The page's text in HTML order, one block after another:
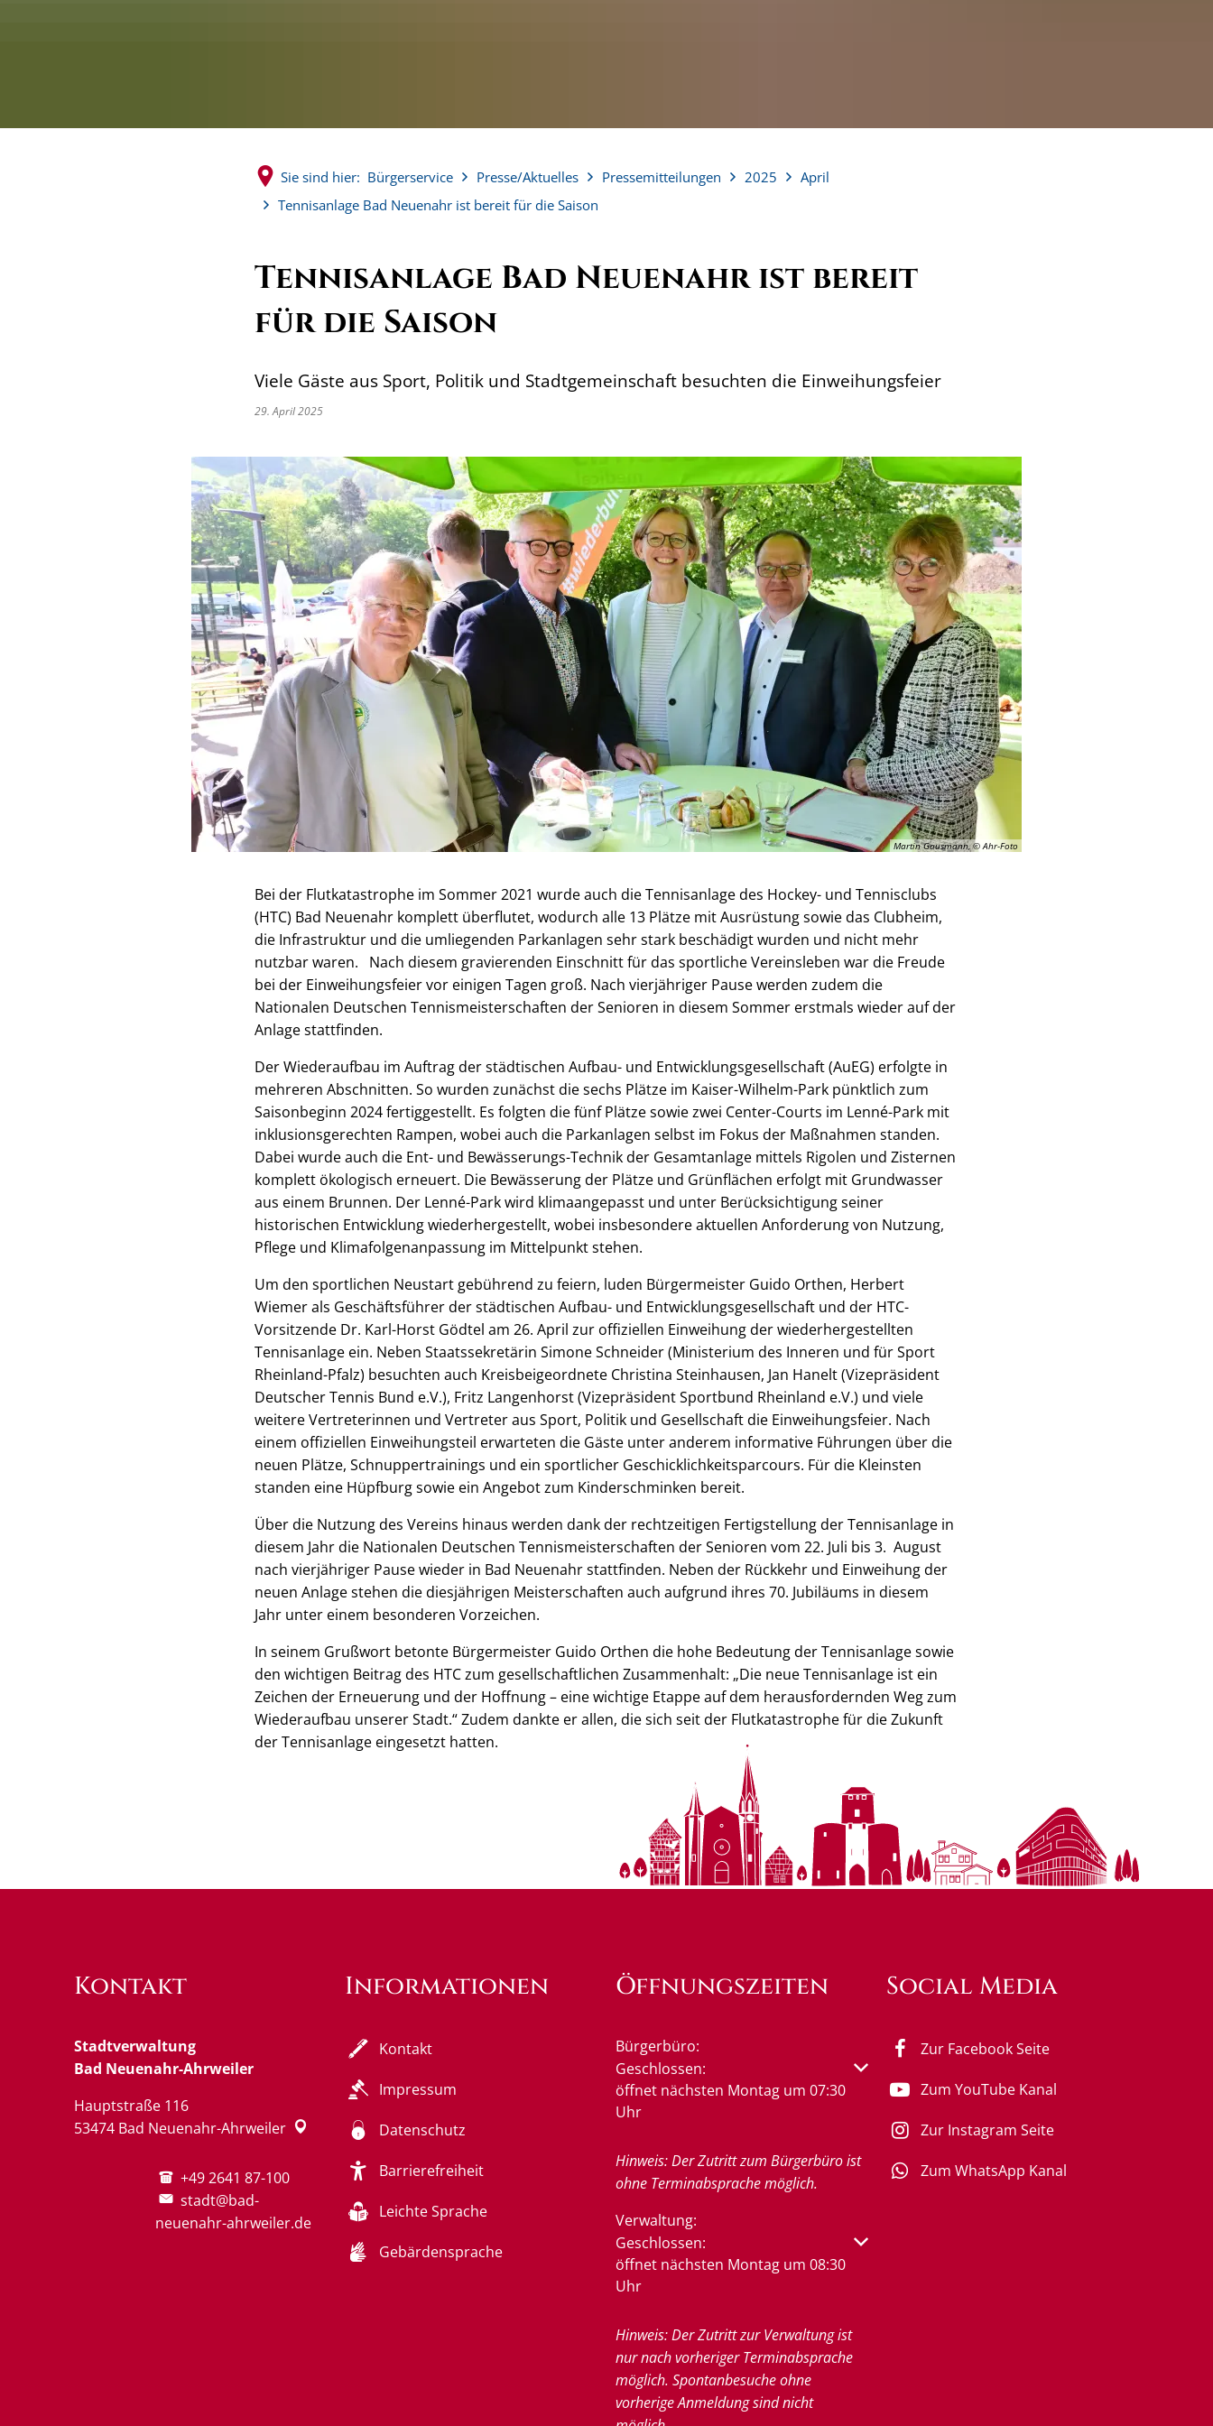
Sie sind hier: Bürgerservice Presse/Aktuelles Pressemitteilungen 2025
April
Tennisanlage Bad Neuenahr ist bereit für die Saison
Tennisanlage Bad Neuenahr ist bereit
für die Saison
Viele Gäste aus Sport, Politik und Stadtgemeinschaft besuchten die Einweihungsfeier
29. April 2025
Martin Gausmann, © Ahr-Foto
Bei der Flutkatastrophe im Sommer 2021 wurde auch die Tennisanlage des Hockey- und Tennisclubs
(HTC) Bad Neuenahr komplett überflutet, wodurch alle 13 Plätze mit Ausrüstung sowie das Clubheim,
die Infrastruktur und die umliegenden Parkanlagen sehr stark beschädigt wurden und nicht mehr
nutzbar waren. Nach diesem gravierenden Einschnitt für das sportliche Vereinsleben war die Freude
bei der Einweihungsfeier vor einigen Tagen groß. Nach vierjähriger Pause werden zudem die
Nationalen Deutschen Tennismeisterschaften der Senioren in diesem Sommer erstmals wieder auf der
Anlage stattfinden.
Der Wiederaufbau im Auftrag der städtischen Aufbau- und Entwicklungsgesellschaft (AuEG) erfolgte in
mehreren Abschnitten. So wurden zunächst die sechs Plätze im Kaiser-Wilhelm-Park pünktlich zum
Saisonbeginn 2024 fertiggestellt. Es folgten die fünf Plätze sowie zwei Center-Courts im Lenné-Park mit
inklusionsgerechten Rampen, wobei auch die Parkanlagen selbst im Fokus der Maßnahmen standen.
Dabei wurde auch die Ent- und Bewässerungs-Technik der Gesamtanlage mittels Rigolen und Zisternen
komplett ökologisch erneuert. Die Bewässerung der Plätze und Grünflächen erfolgt mit Grundwasser
aus einem Brunnen. Der Lenné-Park wird klimaangepasst und unter Berücksichtigung seiner
historischen Entwicklung wiederhergestellt, wobei insbesondere aktuellen Anforderung von Nutzung,
Pflege und Klimafolgenanpassung im Mittelpunkt stehen.
Um den sportlichen Neustart gebührend zu feiern, luden Bürgermeister Guido Orthen, Herbert
Wiemer als Geschäftsführer der städtischen Aufbau- und Entwicklungsgesellschaft und der HTC-
Vorsitzende Dr. Karl-Horst Gödtel am 26. April zur offiziellen Einweihung der wiederhergestellten
Tennisanlage ein. Neben Staatssekretärin Simone Schneider (Ministerium des Inneren und für Sport
Rheinland-Pfalz) besuchten auch Kreisbeigeordnete Christina Steinhausen, Jan Hanelt (Vizepräsident
Deutscher Tennis Bund e.V.), Fritz Langenhorst (Vizepräsident Sportbund Rheinland e.V.) und viele
weitere Vertreterinnen und Vertreter aus Sport, Politik und Gesellschaft die Einweihungsfeier. Nach
einem offiziellen Einweihungsteil erwarteten die Gäste unter anderem informative Führungen über die
neuen Plätze, Schnuppertrainings und ein sportlicher Geschicklichkeitsparcours. Für die Kleinsten
standen eine Hüpfburg sowie ein Angebot zum Kinderschminken bereit.
Über die Nutzung des Vereins hinaus werden dank der rechtzeitigen Fertigstellung der Tennisanlage in
diesem Jahr die Nationalen Deutschen Tennismeisterschaften der Senioren vom 22. Juli bis 3. August
nach vierjähriger Pause wieder in Bad Neuenahr stattfinden. Neben der Rückkehr und Einweihung der
neuen Anlage stehen die diesjährigen Meisterschaften auch aufgrund ihres 70. Jubiläums in diesem
Jahr unter einem besonderen Vorzeichen.
In seinem Grußwort betonte Bürgermeister Guido Orthen die hohe Bedeutung der Tennisanlage sowie
den wichtigen Beitrag des HTC zum gesellschaftlichen Zusammenhalt: „Die neue Tennisanlage ist ein
Zeichen der Erneuerung und der Hoffnung – eine wichtige Etappe auf dem herausfordernden Weg zum
Wiederaufbau unserer Stadt.“ Zudem dankte er allen, die sich seit der Flutkatastrophe für die Zukunft
der Tennisanlage eingesetzt hatten.
Kontakt
Stadtverwaltung
Bad Neuenahr-Ahrweiler
Hauptstraße 116
53474 Bad Neuenahr-Ahrweiler
+49 2641 87-100
stadt@bad-
neuenahr-ahrweiler.de
Informationen
Kontakt
Impressum
Datenschutz
Barrierefreiheit
Leichte Sprache
Gebärdensprache
Öffnungszeiten
Bürgerbüro:
Klicken, um weitere Öffnungs- oder Schließzeiten auszublenden
Geschlossen:
öffnet nächsten Montag um 07:30
Uhr
Hinweis: Der Zutritt zum Bürgerbüro ist
ohne Terminabsprache möglich.
Verwaltung:
Klicken, um weitere Öffnungs- oder Schließzeiten auszublenden
Geschlossen:
öffnet nächsten Montag um 08:30
Uhr
Hinweis: Der Zutritt zur Verwaltung ist
nur nach vorheriger Terminabsprache
möglich. Spontanbesuche ohne
vorherige Anmeldung sind nicht
Social Media
Zur Facebook Seite
Zum YouTube Kanal
Zur Instagram Seite
Zum WhatsApp Kanal